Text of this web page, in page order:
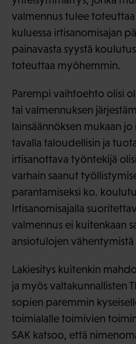
valmennus tulee
kuluessa irtisanomisajan
painavasta syystä
toteuttaa myöhemmin.
Parempi vaihtoehto olisi
tai valmennuksen
lainsäännöksen mukaan jo
tavalla taloudellisin ja
irtisanottava työntekijä
varhain saanut
parantamiseksi ko.
Irtisanomisajalla
valmennus ei kuitenkaan
ansiotulojen vähentymistä
Lakiesitys kuitenkin
ja myös valtakunnallisten
sopien paremmin
toimialalle toimivien
SAK katsoo, että